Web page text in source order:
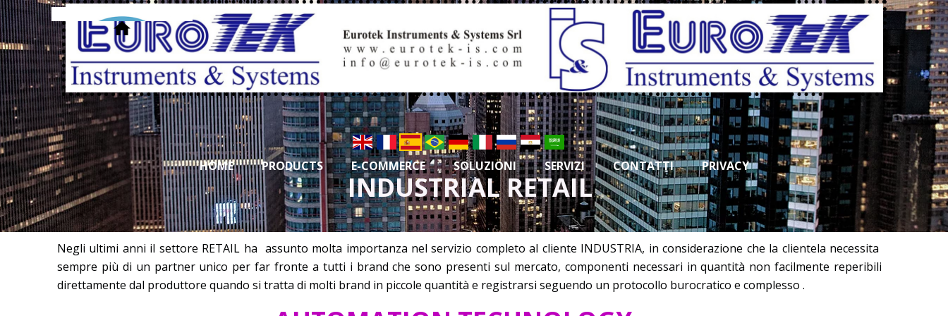
HOME PRODUCTS E-COMMERCE SOLUZIONI SERVIZI CONTATTI PRIVACY
INDUSTRIAL RETAIL
Negli ultimi anni il settore RETAIL ha assunto molta importanza nel servizio completo al cliente INDUSTRIA, in considerazione che la clientela necessita
sempre più di un partner unico per far fronte a tutti i brand che sono presenti sul mercato, componenti necessari in quantità non facilmente reperibili
direttamente dal produttore quando si tratta di molti brand in piccole quantità e registrarsi seguendo un protocollo burocratico e complesso .